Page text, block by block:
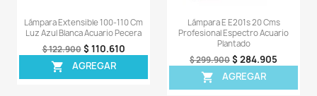
Sea el primero en escribir una reseña